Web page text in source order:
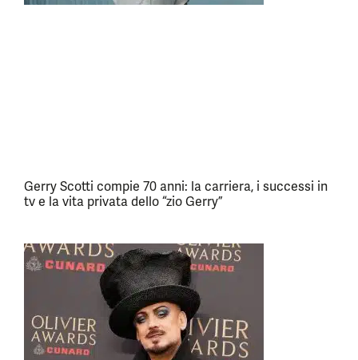
Gerry Scotti compie 70 anni: la carriera, i successi in
tv e la vita privata dello “zio Gerry”